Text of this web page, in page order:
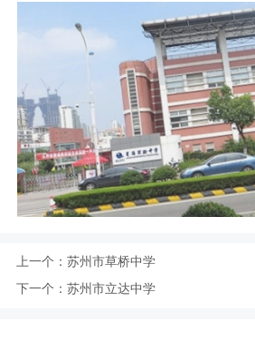
上一个： 苏州市草桥中学
下一个： 苏州市立达中学